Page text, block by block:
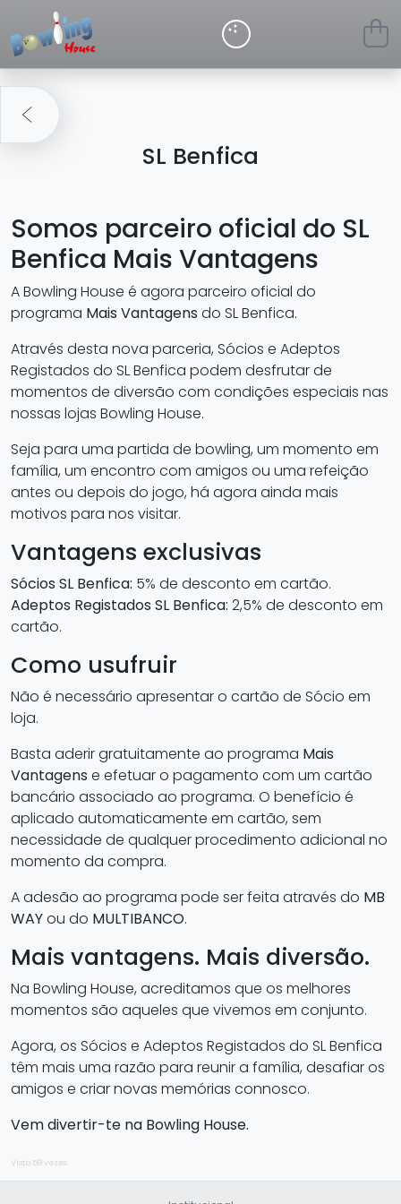
SL Benfica
Somos parceiro oficial do SL
Benfica Mais Vantagens
A Bowling House é agora parceiro oficial do
programa Mais Vantagens do SL Benfica.
Através desta nova parceria, Sócios e Adeptos
Registados do SL Benfica podem desfrutar de
momentos de diversão com condições especiais nas
nossas lojas Bowling House.
Seja para uma partida de bowling, um momento em
família, um encontro com amigos ou uma refeição
antes ou depois do jogo, há agora ainda mais
motivos para nos visitar.
Vantagens exclusivas
Sócios SL Benfica: 5% de desconto em cartão.
Adeptos Registados SL Benfica: 2,5% de desconto em
cartão.
Como usufruir
Não é necessário apresentar o cartão de Sócio em
loja.
Basta aderir gratuitamente ao programa Mais
Vantagens e efetuar o pagamento com um cartão
bancário associado ao programa. O benefício é
aplicado automaticamente em cartão, sem
necessidade de qualquer procedimento adicional no
momento da compra.
A adesão ao programa pode ser feita através do MB
WAYou do MULTIBANCO.
Mais vantagens. Mais diversão.
Na Bowling House, acreditamos que os melhores
momentos são aqueles que vivemos em conjunto.
Agora, os Sócios e Adeptos Registados do SL Benfica
têm mais uma razão para reunir a família, desafiar os
amigos e criar novas memórias connosco.
Vem divertir-te na Bowling House.
Visto 59 vezes